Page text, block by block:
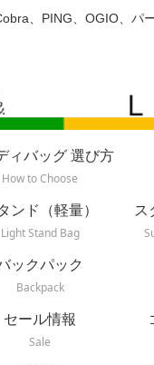
、PING、OGIO、パ
ィバッグ 選び方
How to Choose
ンド（軽量）
Light Stand Bag
ス
ックパック
Backpack
セール情報
Sale